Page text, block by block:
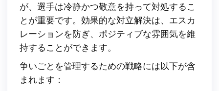
が、選手は冷静かつ敬意を持って対処するこ
とが重要です。効果的な対立解決は、エスカ
レーションを防ぎ、ポジティブな雰囲気を維
持することができます。
争いごとを管理するための戦略には以下が含
まれます：